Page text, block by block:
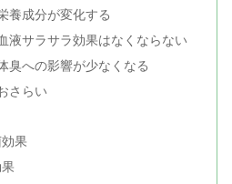
養成分が変化する
液サラサラ効果はなくならない
臭への影響が少なくなる
さらい
果